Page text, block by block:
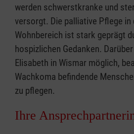
werden schwerstkranke und
versorgt. Die palliative Pflege in
Wohnbereich ist stark geprägt
hospizlichen Gedanken.
Elisabeth in Wismar möglich,
Wachkoma befindende
zu pflegen.
Ihre